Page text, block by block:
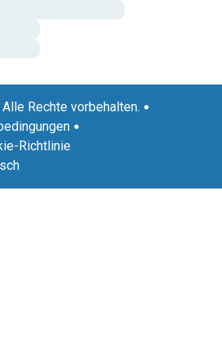
Rechte vorbehalten.
Richtlinie